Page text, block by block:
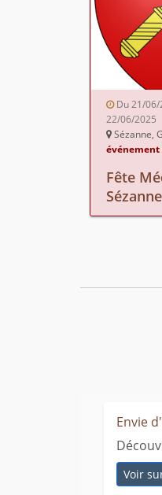
Du 21/06/
22/06/2025
Sézanne,
événement
Fête
Envie
Voir